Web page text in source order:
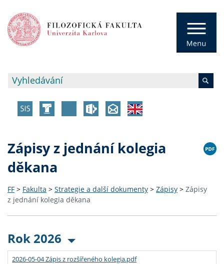
Zápisy z jednání kolegia
děkana
FF > Fakulta > Strategie a další dokumenty > Zápisy > Zápisy
z jednání kolegia děkana
Rok 2026
2026-05-04 Zápis z rozšířeného kolegia.pdf